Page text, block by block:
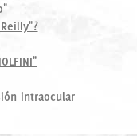
intraocular